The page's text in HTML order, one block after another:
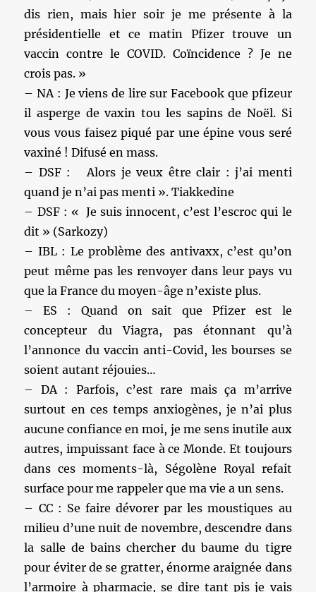
dis rien, mais hier soir je me présente à la
présidentielle et ce matin Pfizer trouve un
vaccin contre le COVID. Coïncidence ? Je ne
crois pas. »
– NA : Je viens de lire sur Facebook que pfizeur
il asperge de vaxin tou les sapins de Noël. Si
vous vous faisez piqué par une épine vous seré
vaxiné ! Difusé en mass.
– DSF : Alors je veux être clair : j’ai menti
quand je n’ai pas menti ». Tiakkedine
– DSF : « Je suis innocent, c’est l’escroc qui le
dit » (Sarkozy)
– IBL : Le problème des antivaxx, c’est qu’on
peut même pas les renvoyer dans leur pays vu
que la France du moyen-âge n’existe plus.
– ES : Quand on sait que Pfizer est le
concepteur du Viagra, pas étonnant qu’à
l’annonce du vaccin anti-Covid, les bourses se
soient autant réjouies…
– DA : Parfois, c’est rare mais ça m’arrive
surtout en ces temps anxiogènes, je n’ai plus
aucune confiance en moi, je me sens inutile aux
autres, impuissant face à ce Monde. Et toujours
dans ces moments-là, Ségolène Royal refait
surface pour me rappeler que ma vie a un sens.
– CC : Se faire dévorer par les moustiques au
milieu d’une nuit de novembre, descendre dans
la salle de bains chercher du baume du tigre
pour éviter de se gratter, énorme araignée dans
l’armoire à pharmacie, se dire tant pis je vais